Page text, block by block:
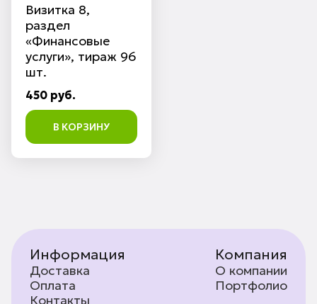
Визитка 8,
раздел
«Финансовые
услуги», тираж 96
шт.
450 руб.
В КОРЗИНУ
Информация
Доставка
Оплата
Контакты
Компания
О компании
Портфолио